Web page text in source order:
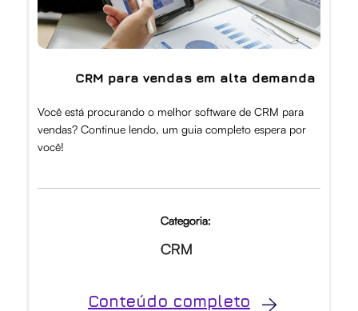
CRM para vendas em alta demanda
Você está procurando o melhor software de CRM para
vendas? Continue lendo, um guia completo espera por
você!
Categoria:
CRM
Conteúdo completo